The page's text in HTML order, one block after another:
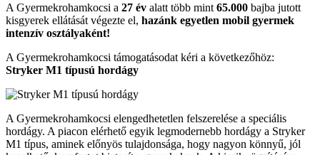
A Gyermekrohamkocsi a 27 év alatt több mint 65.000 bajba jutott
kisgyerek ellátását végezte el, hazánk egyetlen mobil gyermek
intenzív osztályaként!
A Gyermekrohamkocsi támogatásodat kéri a következőhöz:
Stryker M1 típusú hordágy
A Gyermekrohamkocsi elengedhetetlen felszerelése a speciális
hordágy. A piacon elérhető egyik legmodernebb hordágy a Stryker
M1 típus, aminek előnyös tulajdonsága, hogy nagyon könnyű, jól